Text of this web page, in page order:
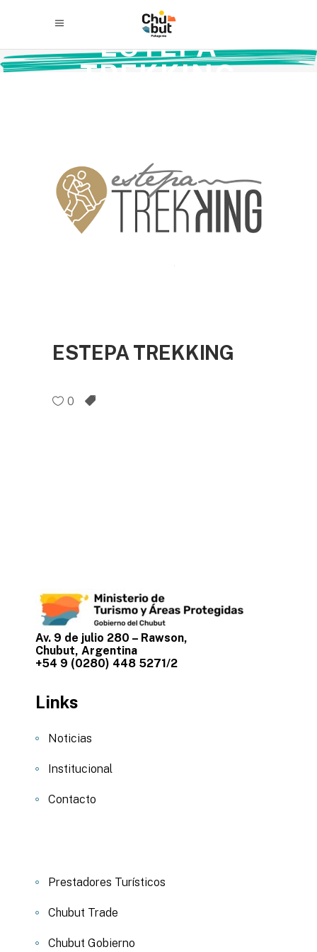
ESTEPA
TREKKING
ESTEPA TREKKING
0
Av. 9 de julio 280 – Rawson,
Chubut, Argentina
+54 9 (0280) 448 5271/2
Links
Noticias
Institucional
Contacto
Prestadores Turísticos
Chubut Trade
Chubut Gobierno